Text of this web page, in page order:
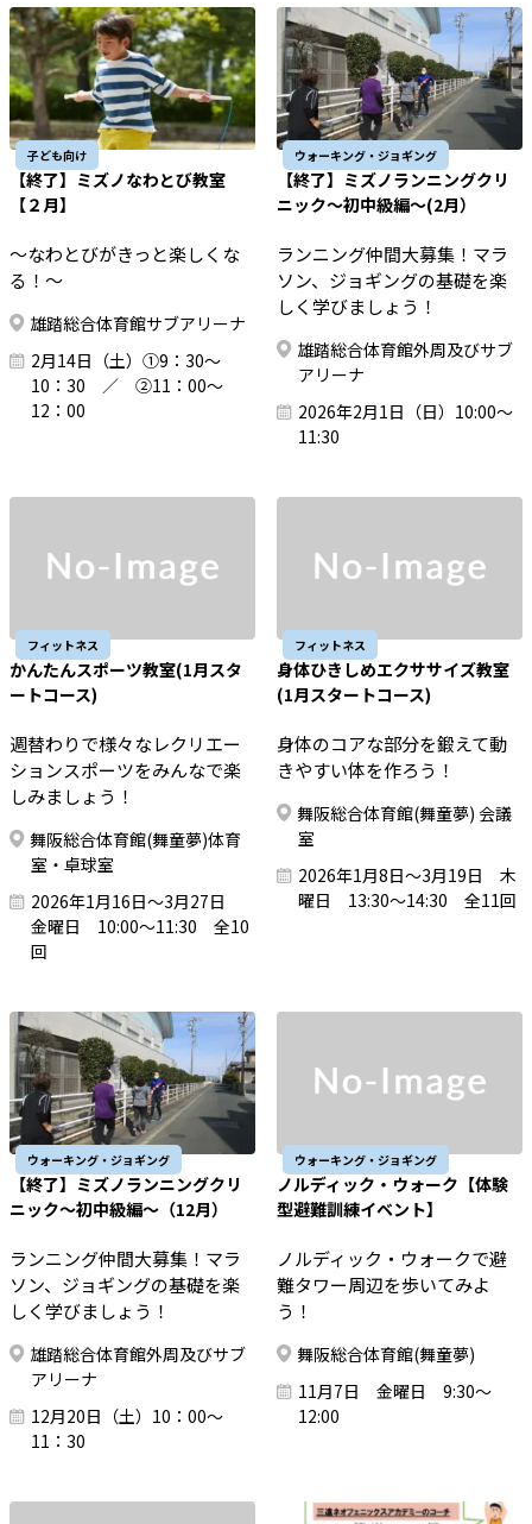
子ども向け
【終了】ミズノなわとび教室
【２月】
～なわとびがきっと楽しくな
る！～
雄踏総合体育館サブアリーナ
2月14日（土）①9：30～
10：30 ／ ②11：00～
12：00
ウォーキング・ジョギング
【終了】ミズノランニングクリ
ニック～初中級編～(2月）
ランニング仲間大募集！マラ
ソン、ジョギングの基礎を楽
しく学びましょう！
雄踏総合体育館外周及びサブ
アリーナ
2026年2月1日（日）10:00～
11:30
フィットネス
かんたんスポーツ教室(1月スタ
ートコース)
週替わりで様々なレクリエー
ションスポーツをみんなで楽
しみましょう！
舞阪総合体育館(舞童夢)体育
室・卓球室
2026年1月16日～3月27日
金曜日 10:00～11:30 全10
回
フィットネス
身体ひきしめエクササイズ教室
(1月スタートコース)
身体のコアな部分を鍛えて動
きやすい体を作ろう！
舞阪総合体育館(舞童夢) 会議
室
2026年1月8日～3月19日 木
曜日 13:30～14:30 全11回
ウォーキング・ジョギング
【終了】ミズノランニングクリ
ニック～初中級編～（12月）
ランニング仲間大募集！マラ
ソン、ジョギングの基礎を楽
しく学びましょう！
雄踏総合体育館外周及びサブ
アリーナ
12月20日（土）10：00～
11：30
ウォーキング・ジョギング
ノルディック・ウォーク【体験
型避難訓練イベント】
ノルディック・ウォークで避
難タワー周辺を歩いてみよ
う！
舞阪総合体育館(舞童夢)
11月7日 金曜日 9:30～
12:00